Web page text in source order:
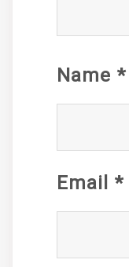
Name *
Email *